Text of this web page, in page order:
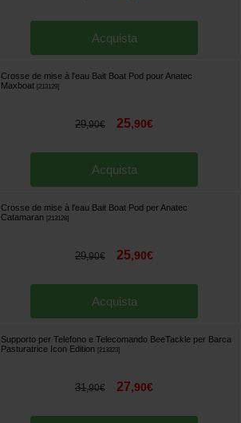
Acquista
Crosse de mise à l'eau Bait Boat Pod pour Anatec
Maxboat
213129]
29,90€ 25,90€
Acquista
Crosse de mise à l'eau Bait Boat Pod per Anatec
Catamaran
213128]
29,90€ 25,90€
Acquista
Supporto per Telefono e Telecomando BeeTackle per Barca
Pasturatrice Icon Edition
213323]
31,90€ 27,90€